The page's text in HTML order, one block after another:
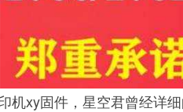
机xy固件，星空君曾经详